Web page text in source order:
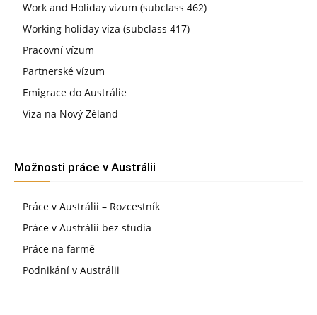
Work and Holiday vízum (subclass 462)
Working holiday víza (subclass 417)
Pracovní vízum
Partnerské vízum
Emigrace do Austrálie
Víza na Nový Zéland
Možnosti práce v Austrálii
Práce v Austrálii – Rozcestník
Práce v Austrálii bez studia
Práce na farmě
Podnikání v Austrálii